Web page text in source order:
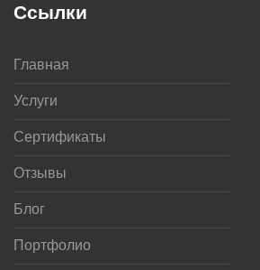
Ссылки
Главная
Услуги
Сертификаты
Отзывы
Блог
Портфолио